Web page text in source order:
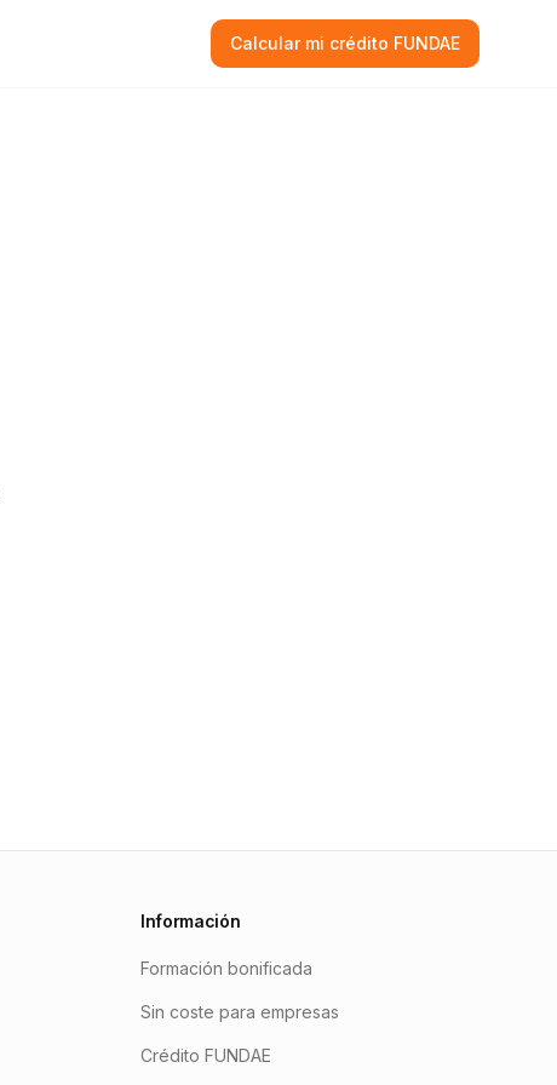
Calcular mi crédito FUNDAE
Información
Formación bonificada
Sin coste para empresas
Crédito FUNDAE